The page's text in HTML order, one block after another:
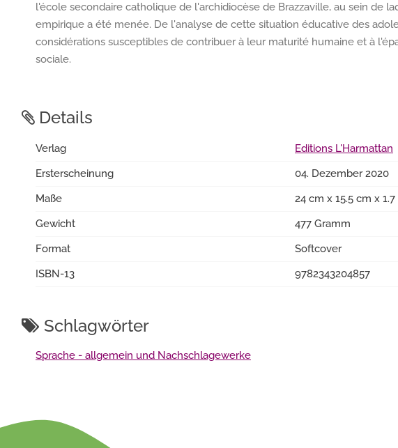
l'école secondaire catholique de l'archidiocèse de Brazzaville, au sein de
empirique a été menée. De l'analyse de cette situation éducative des
considérations susceptibles de contribuer à leur maturité humaine et à
sociale.
Details
Verlag
Editions L'Harmattan
Ersterscheinung
04. Dezember 2020
Maße
24 cm x 15.5 cm x
Gewicht
477 Gramm
Format
Softcover
ISBN-13
9782343204857
Schlagwörter
Sprache - allgemein und Nachschlagewerke